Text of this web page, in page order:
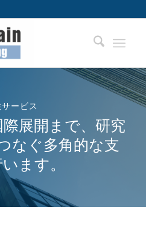
ービス
展開まで、研究
なぐ多角的な支
ます。